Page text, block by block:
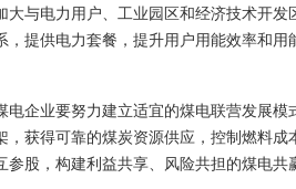
与电力用户、工业园区和经济技术开
提供电力套餐，提升用户用能效率和用
企业要努力建立适宜的煤电联营发展
获得可靠的煤炭资源供应，控制燃料
股，构建利益共享、风险共担的煤电共